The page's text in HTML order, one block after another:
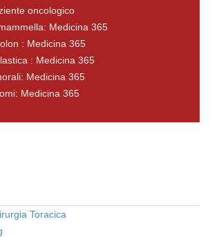
oncologico
Medicina 365
: Medicina 365
: Medicina 365
Medicina 365
Medicina 365
Toracica